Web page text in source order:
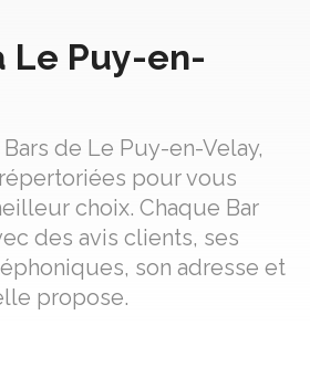
Le Puy-en-
de Le Puy-en-Velay,
pour vous
choix. Chaque Bar
des avis clients, ses
son adresse et
propose.